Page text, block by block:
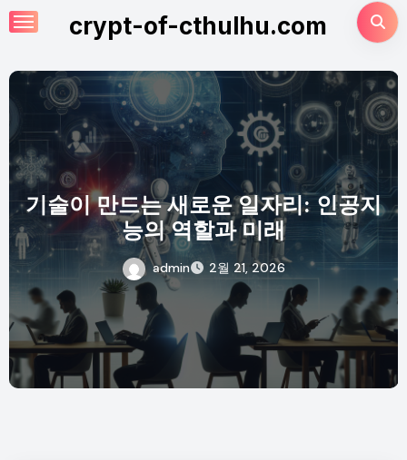
Skip
to
crypt-of-cthulhu.com
기술이 만드는 새로운 일자리: 인공지
능의 역할과 미래
admin 2월 21, 2026